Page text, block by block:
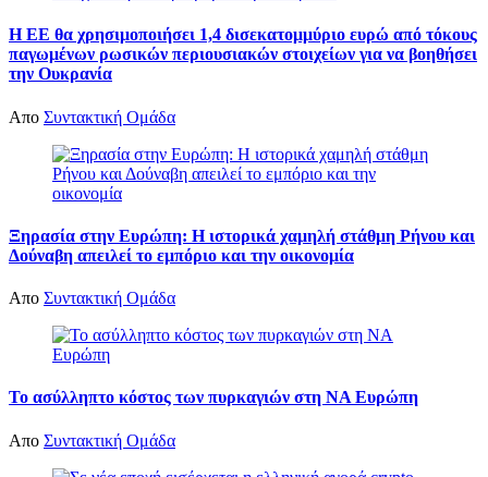
Η ΕΕ θα χρησιμοποιήσει 1,4 δισεκατομμύριο ευρώ από τόκους
παγωμένων ρωσικών περιουσιακών στοιχείων για να βοηθήσει
την Ουκρανία
Απο Συντακτική Ομάδα
Ξηρασία στην Ευρώπη: Η ιστορικά χαμηλή στάθμη Ρήνου και
Δούναβη απειλεί το εμπόριο και την οικονομία
Απο Συντακτική Ομάδα
Το ασύλληπτο κόστος των πυρκαγιών στη ΝΑ Ευρώπη
Απο Συντακτική Ομάδα